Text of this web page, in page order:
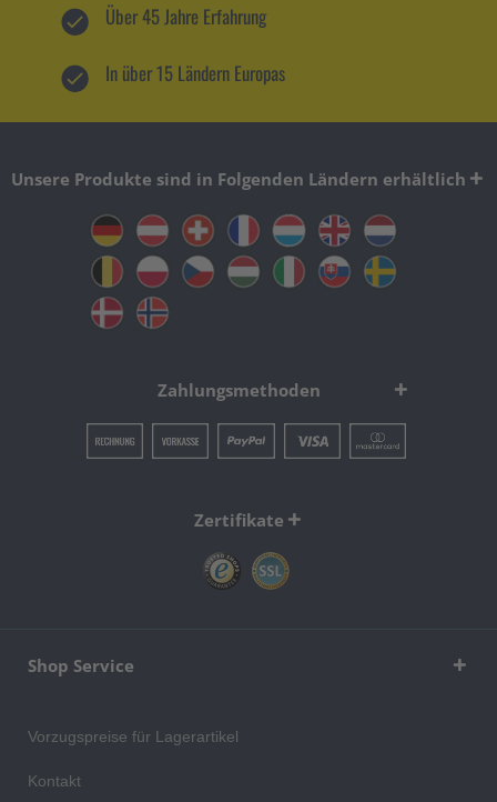
Über 45 Jahre Erfahrung
In über 15 Ländern Europas
Unsere Produkte sind in Folgenden Ländern erhältlich
Zahlungsmethoden
Zertifikate
Shop Service
Vorzugspreise für Lagerartikel
Kontakt